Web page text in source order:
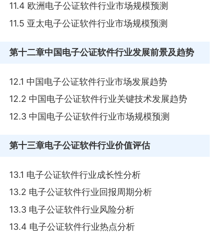
11.4 欧洲电子公证软件行业市场规模预测
11.5 亚太电子公证软件行业市场规模预测
第十二章中国电子公证软件行业发展前景及趋势
12.1 中国电子公证软件行业市场发展趋势
12.2 中国电子公证软件行业关键技术发展趋势
12.3 中国电子公证软件行业市场规模预测
第十三章电子公证软件行业价值评估
13.1 电子公证软件行业成长性分析
13.2 电子公证软件行业回报周期分析
13.3 电子公证软件行业风险分析
13.4 电子公证软件行业热点分析